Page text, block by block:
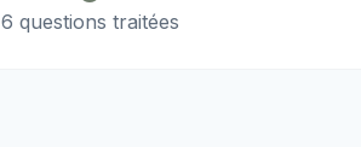
6 questions traitées